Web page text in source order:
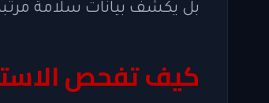
بل يكشف بيانات سلامة
كيف تفحص